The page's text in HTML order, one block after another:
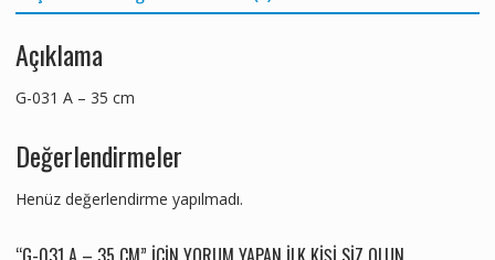
Açıklama
G-031 A – 35 cm
Değerlendirmeler
Henüz değerlendirme yapılmadı.